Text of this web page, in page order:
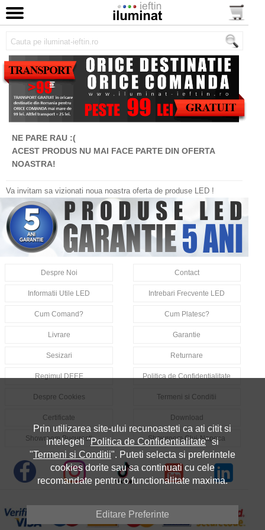
NE PARE RAU :(
ACEST PRODUS NU MAI FACE PARTE DIN OFERTA
NOASTRA!
Va invitam sa vizionati noua noastra oferta de produse LED !
Despre Noi Contact
Informatii Utile LED Intrebari Frecvente LED
Cum Comand? Cum Platesc?
Livrare Garantie
Sesizari Returnare
Regimul DEEE Politica de Confidentialitate
Despre Cookies Termeni si Conditii
Certificate Download
Showroom Bucuresti Showroom Cluj-Napoca
Prin utilizarea site-ului recunoasteti ca ati citit si
intelegeti "Politica de Confidentialitate" si
"Termeni si Conditii". Puteti selecta si preferintele
cookies dorite sau sa continuati cu cele
recomandate pentru o functionalitate maxima.
Editare Preferinte